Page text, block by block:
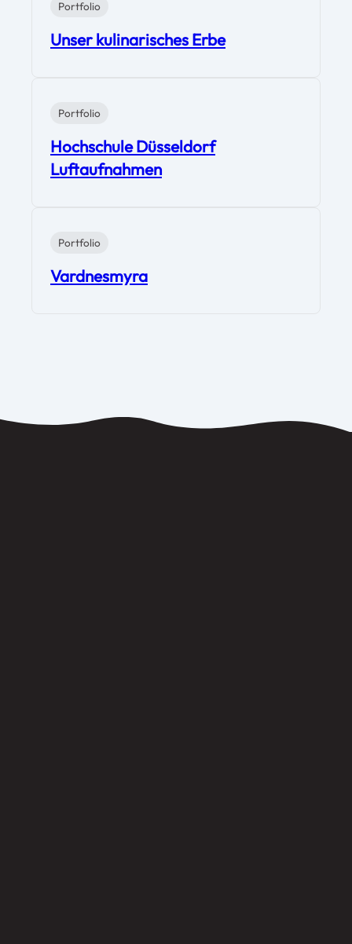
Portfolio
Unser kulinarisches Erbe
Portfolio
Hochschule Düsseldorf
Luftaufnahmen
Portfolio
Vardnesmyra